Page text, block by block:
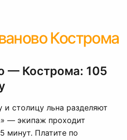
Кострома
— Кострома: 105
и столицу льна разделяют
— экипаж проходит
минут. Платите по